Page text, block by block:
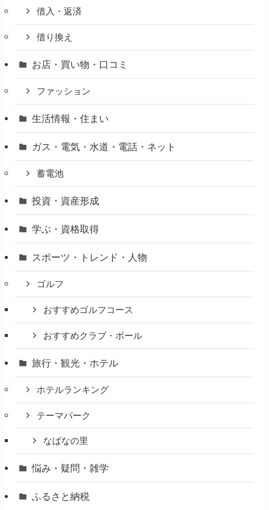
借入・返済
借り換え
お店・買い物・口コミ
ファッション
生活情報・住まい
ガス・電気・水道・電話・ネット
蓄電池
投資・資産形成
学ぶ・資格取得
スポーツ・トレンド・人物
ゴルフ
おすすめゴルフコース
おすすめクラブ・ボール
旅行・観光・ホテル
ホテルランキング
テーマパーク
なばなの里
悩み・疑問・雑学
ふるさと納税